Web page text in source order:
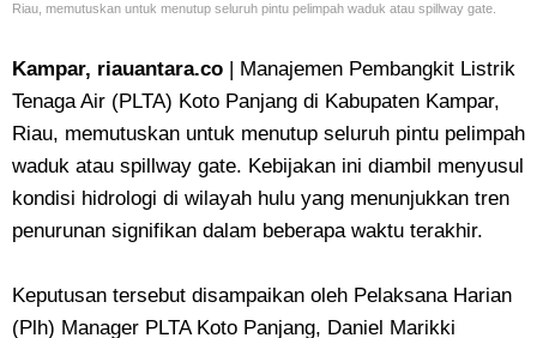
Riau, memutuskan untuk menutup seluruh pintu pelimpah waduk atau spillway gate.
Kampar, riauantara.co | Manajemen Pembangkit Listrik
Tenaga Air (PLTA) Koto Panjang di Kabupaten Kampar,
Riau, memutuskan untuk menutup seluruh pintu pelimpah
waduk atau spillway gate. Kebijakan ini diambil menyusul
kondisi hidrologi di wilayah hulu yang menunjukkan tren
penurunan signifikan dalam beberapa waktu terakhir.
Keputusan tersebut disampaikan oleh Pelaksana Harian
(Plh) Manager PLTA Koto Panjang, Daniel Marikki